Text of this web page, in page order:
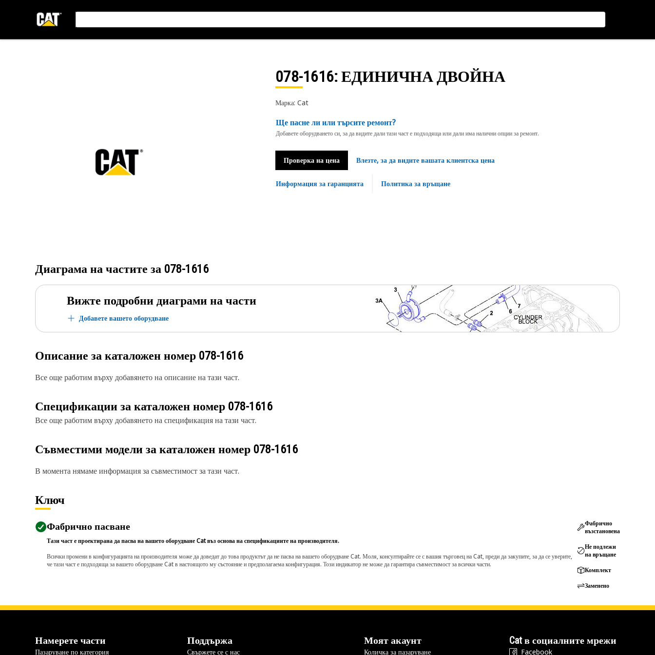
078-1616: ЕДИНИЧНА ДВОЙНА
Марка: Cat
Ще пасне ли или търсите ремонт?
Добавете оборудването си, за да видите дали тази част е подходяща или дали има налични опции за ремонт.
Проверка на цена Влезте, за да видите вашата клиентска цена
Информация за гаранцията Политика за връщане
Диаграма на частите за 078-1616
Вижте подробни диаграми на части
Добавете вашето оборудване
Описание за каталожен номер 078-1616
Все още работим върху добавянето на описание на тази част.
Спецификации за каталожен номер 078-1616
Все още работим върху добавянето на спецификация на тази част.
Съвместими модели за каталожен номер 078-1616
В момента нямаме информация за съвместимост за тази част.
Ключ
Фабрично пасване
Тази част е проектирана да пасва на вашето оборудване Cat въз основа на спецификациите на производителя.
Всички промени в конфигурацията на производителя може да доведат до това продуктът да не пасва на вашето оборудване Cat. Моля, консултирайте се с вашия търговец на Cat, преди да закупите, за да се уверите,
че тази част е подходяща за вашето оборудване Cat в настоящото му състояние и предполагаема конфигурация. Този индикатор не може да гарантира съвместимост за всички части.
Фабрично
възстановена
Не подлежи
на връщане
Комплект
Заменено
Намерете части
Пазаруване по категория
Поддържа
Свържете се с нас
Моят акаунт
Количка за пазаруване
Cat в социалните мрежи
Facebook